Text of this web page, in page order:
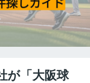
が「大阪球